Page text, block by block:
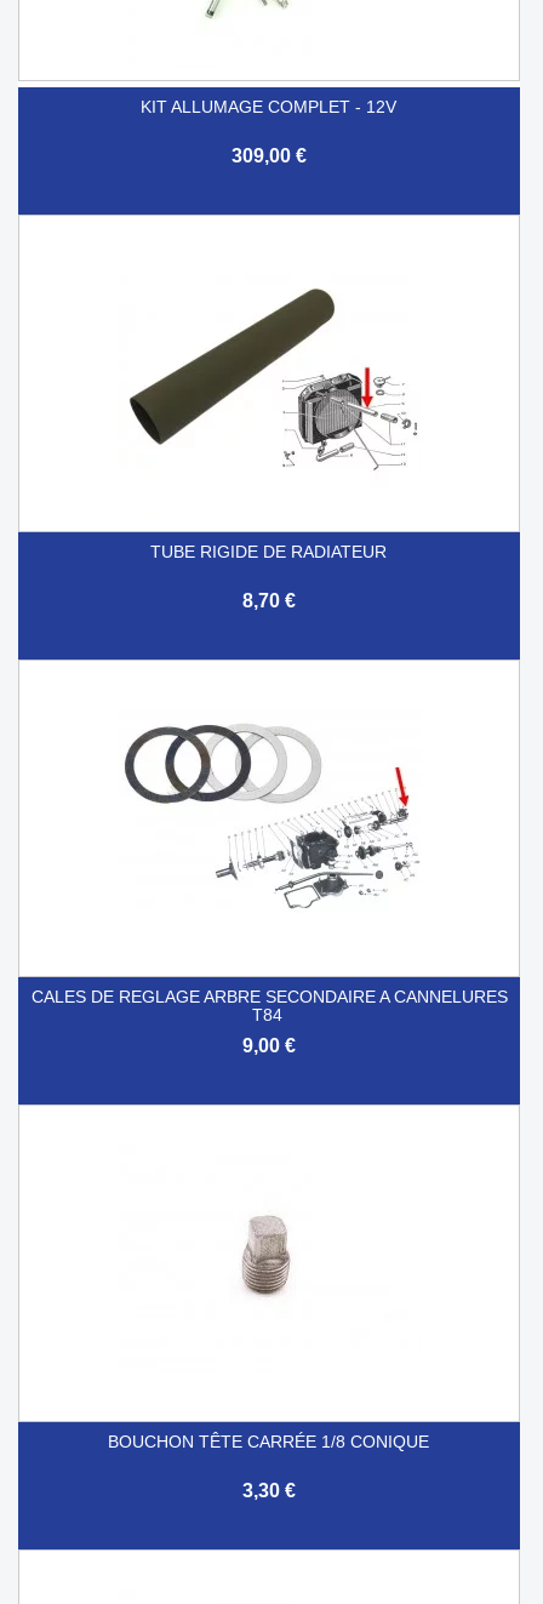
KIT ALLUMAGE COMPLET - 12V
309,00 €
TUBE RIGIDE DE RADIATEUR
8,70 €
CALES DE REGLAGE ARBRE SECONDAIRE A CANNELURES
T84
9,00 €
BOUCHON TÊTE CARRÉE 1/8 CONIQUE
3,30 €